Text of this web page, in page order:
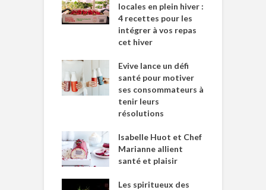
locales en plein hiver :
4 recettes pour les
intégrer à vos repas
cet hiver
Evive lance un défi
santé pour motiver
ses consommateurs à
tenir leurs
résolutions
Isabelle Huot et Chef
Marianne allient
santé et plaisir
Les spiritueux des